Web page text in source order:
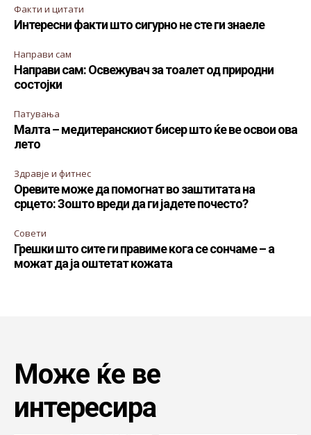
Факти и цитати
Интересни факти што сигурно не сте ги знаеле
Направи сам
Направи сам: Освежувач за тоалет од природни
состојки
Патувања
Малта – медитеранскиот бисер што ќе ве освои ова
лето
Здравје и фитнес
Оревите може да помогнат во заштитата на
срцето: Зошто вреди да ги јадете почесто?
Совети
Грешки што сите ги правиме кога се сончаме – а
можат да ја оштетат кожата
Може ќе ве
интересира